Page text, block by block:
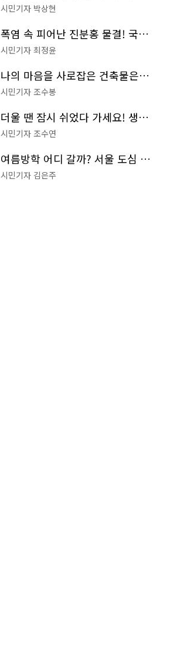
시민기자 박상현
폭염 속 피어난 진분홍 물결! 국립중앙박물관 배롱나무 명소
시민기자 최정윤
나의 마음을 사로잡은 건축물은? '서울시 건축상' 수상작 공개!
시민기자 조수봉
더울 땐 잠시 쉬었다 가세요! 생수 냉장고부터 해피소·무더위쉼터까지
시민기자 조수연
여름방학 어디 갈까? 서울 도심 무료 실내 여행 코스 추천
시민기자 김은주